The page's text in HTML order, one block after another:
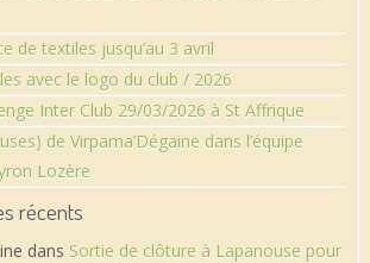
de textiles jusqu’au 3 avril
avec le logo du club / 2026
Inter Club 29/03/2026 à St Affrique
de Virpama’Dégaine dans l’équipe
Lozère
récents
dans Sortie de clôture à Lapanouse pour